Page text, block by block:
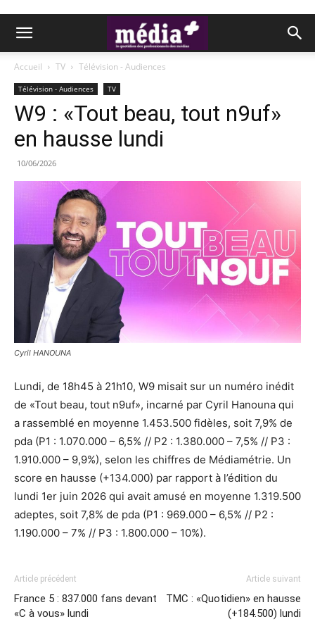
Accueil TV Télévision - Audiences
Télévision - Audiences TV
W9 : «Tout beau, tout n9uf»
en hausse lundi
10/06/2026
Cyril HANOUNA
Lundi, de 18h45 à 21h10, W9 misait sur un numéro inédit
de «Tout beau, tout n9uf», incarné par Cyril Hanouna qui
a rassemblé en moyenne 1.453.500 fidèles, soit 7,9% de
pda (P1 : 1.070.000 – 6,5% // P2 : 1.380.000 – 7,5% // P3 :
1.910.000 – 9,9%), selon les chiffres de Médiamétrie. Un
score en hausse (+134.000) par rapport à l’édition du
lundi 1er juin 2026 qui avait amusé en moyenne 1.319.500
adeptes, soit 7,8% de pda (P1 : 969.000 – 6,5% // P2 :
1.190.000 – 7% // P3 : 1.800.000 – 10%).
Article précédent
France 5 : 837.000 fans devant
«C à vous» lundi
Article suivant
TMC : «Quotidien» en hausse
(+184.500) lundi